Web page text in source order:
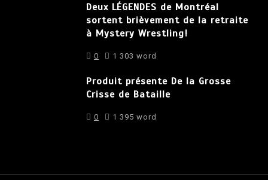
Deux LÉGENDES de Montréal
sortent brièvement de la retraite
à Mystery Wrestling!
0 1 303 word
Produit présente De la Grosse
Crisse de Bataille
0 1 395 word